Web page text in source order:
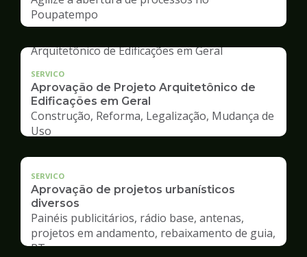
Poupatempo
SERVICO
Aprovação de Projeto Arquitetônico de
Edificações em Geral
Construção, Reforma, Legalização, Mudança de
Uso
SERVICO
Aprovação de projetos urbanísticos
diversos
Painéis publicitários, rádio base, antenas,
projetos em andamento, rebaixamento de guia,
RT